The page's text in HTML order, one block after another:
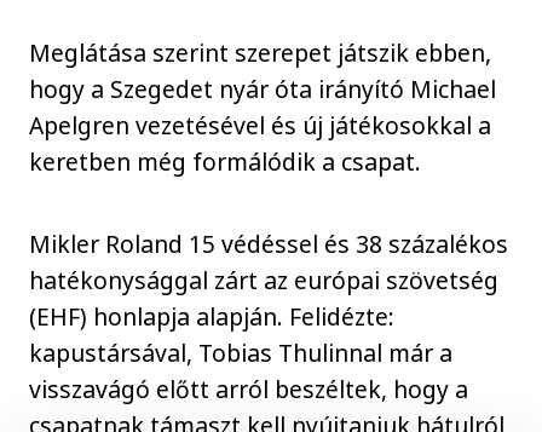
Meglátása szerint szerepet játszik ebben,
hogy a Szegedet nyár óta irányító Michael
Apelgren vezetésével és új játékosokkal a
keretben még formálódik a csapat.
Mikler Roland 15 védéssel és 38 százalékos
hatékonysággal zárt az európai szövetség
(EHF) honlapja alapján. Felidézte:
kapustársával, Tobias Thulinnal már a
visszavágó előtt arról beszéltek, hogy a